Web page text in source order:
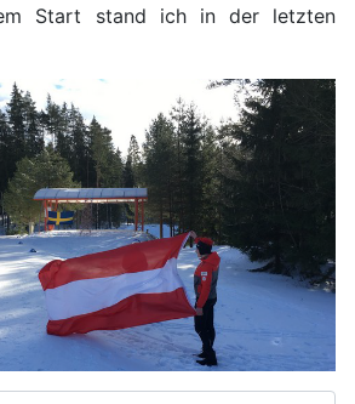
Start stand ich in der letzten